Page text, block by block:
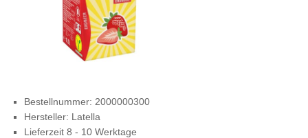
Bestellnummer: 2000000300
Hersteller: Latella
Lieferzeit 8 - 10 Werktage